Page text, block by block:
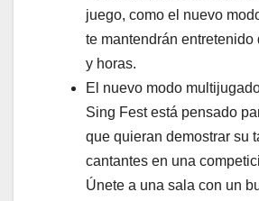
juego, como el nuevo
te mantendrán entretenido
y horas.
El nuevo modo
Sing Fest está pensado
que quieran demostrar su
cantantes en una
Únete a una sala con un